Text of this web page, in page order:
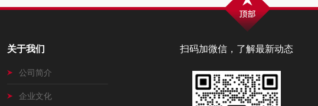
扫码加微信，了解最新动态
关于我们
公司简介
企业文化